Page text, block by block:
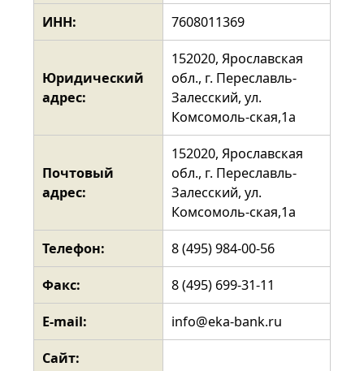
ИНН: 7608011369
Юридический
адрес:
152020, Ярославская
обл., г. Переславль-
Залесский, ул.
Комсомоль-ская,1а
Почтовый
адрес:
152020, Ярославская
обл., г. Переславль-
Залесский, ул.
Комсомоль-ская,1а
Телефон: 8 (495) 984-00-56
Факс: 8 (495) 699-31-11
E-mail: info@eka-bank.ru
Сайт: